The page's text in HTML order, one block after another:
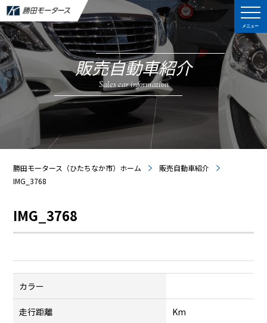
メニュー
販売自動車紹介
Sales car information
勝田モータース（ひたちなか市）ホーム
販売自動車紹介
IMG_3768
IMG_3768
カラー
走行距離 Km